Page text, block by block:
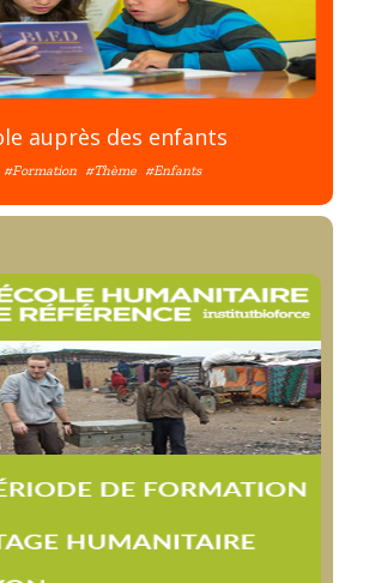
auprès des enfants
#Formation #Thème #Enfants